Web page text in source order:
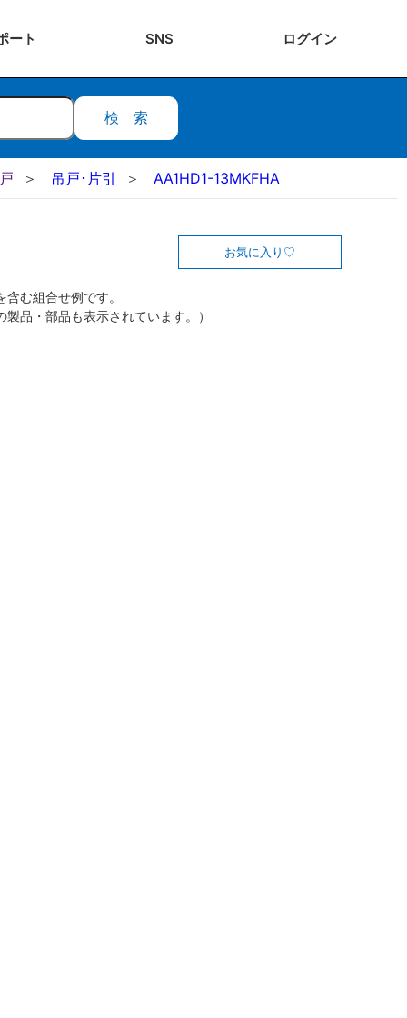
ート SNS ログイン
検索
吊戸･片引 AA1HD1-13MKFHA
お気に入り
む組合せ例です。
製品・部品も表示されています。）